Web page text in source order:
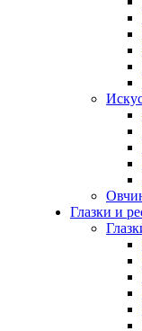
Глазки и